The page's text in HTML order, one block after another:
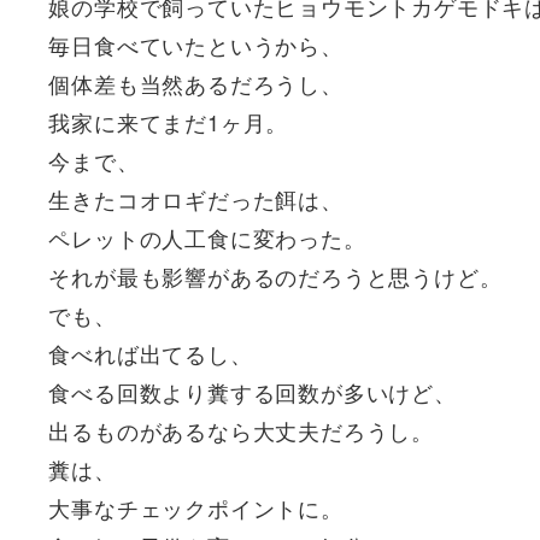
娘の学校で飼っていたヒョウモントカゲモドキ
毎日食べていたというから、
個体差も当然あるだろうし、
我家に来てまだ1ヶ月。
今まで、
生きたコオロギだった餌は、
ペレットの人工食に変わった。
それが最も影響があるのだろうと思うけど。
でも、
食べれば出てるし、
食べる回数より糞する回数が多いけど、
出るものがあるなら大丈夫だろうし。
糞は、
大事なチェックポイントに。